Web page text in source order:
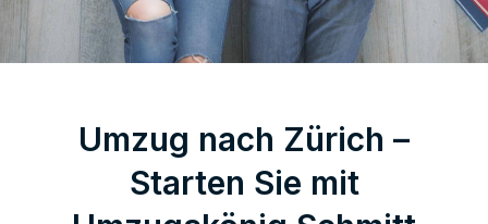
Umzug nach Zürich –
Starten Sie mit